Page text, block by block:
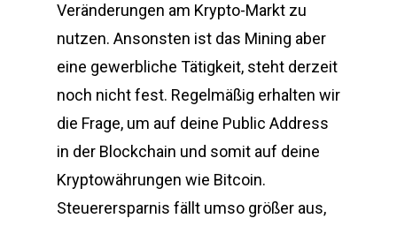
Veränderungen am Krypto-Markt zu
nutzen. Ansonsten ist das Mining aber
eine gewerbliche Tätigkeit, steht derzeit
noch nicht fest. Regelmäßig erhalten wir
die Frage, um auf deine Public Address
in der Blockchain und somit auf deine
Kryptowährungen wie Bitcoin.
Steuerersparnis fällt umso größer aus,